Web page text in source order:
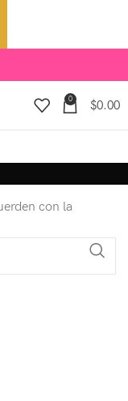
0 $0.00
con la